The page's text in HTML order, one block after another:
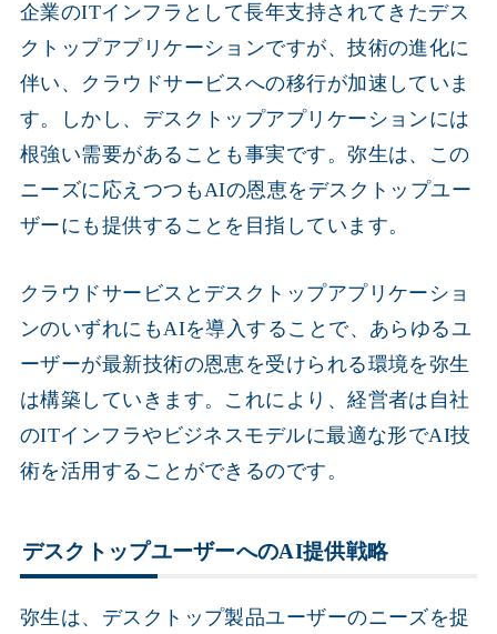
企業のITインフラとして長年支持されてきたデス
クトップアプリケーションですが、技術の進化に
伴い、クラウドサービスへの移行が加速していま
す。しかし、デスクトップアプリケーションには
根強い需要があることも事実です。弥生は、この
ニーズに応えつつもAIの恩恵をデスクトップユー
ザーにも提供することを目指しています。
クラウドサービスとデスクトップアプリケーショ
ンのいずれにもAIを導入することで、あらゆるユ
ーザーが最新技術の恩恵を受けられる環境を弥生
は構築していきます。これにより、経営者は自社
のITインフラやビジネスモデルに最適な形でAI技
術を活用することができるのです。
デスクトップユーザーへのAI提供戦略
弥生は、デスクトップ製品ユーザーのニーズを捉